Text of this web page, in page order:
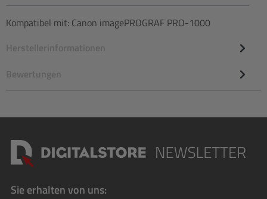
Kompatibel mit: Canon imagePROGRAF PRO-1000
Herstellerinformationen
Bewertungen
Sie erhalten von uns: